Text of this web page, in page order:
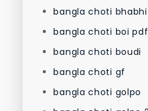
bangla choti bhabhi
bangla choti boi pdf
bangla choti boudi
bangla choti gf
bangla choti golpo